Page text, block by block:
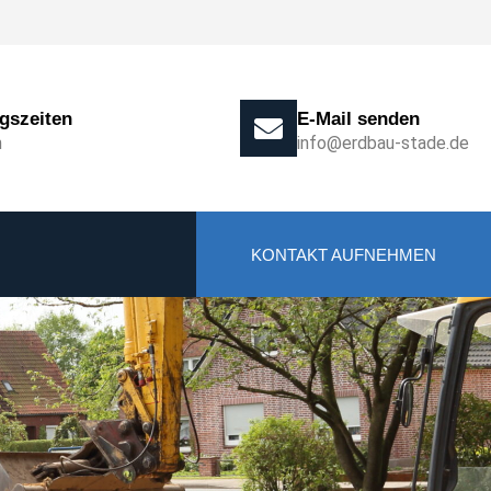
E-Mail senden
info@erdbau-stade.de
KONTAKT AUFNEHMEN